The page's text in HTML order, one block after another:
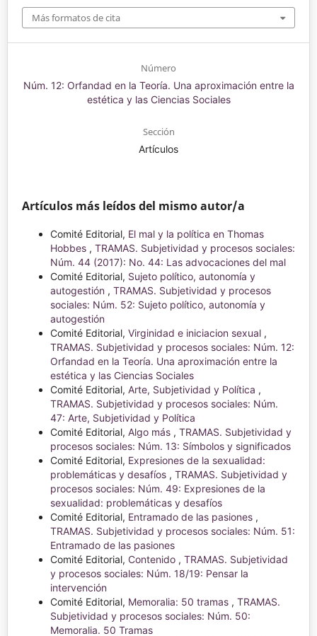
Más formatos de cita
Número
Núm. 12: Orfandad en la Teoría. Una aproximación entre la
estética y las Ciencias Sociales
Sección
Artículos
Artículos más leídos del mismo autor/a
Comité Editorial, El mal y la política en Thomas
Hobbes , TRAMAS. Subjetividad y procesos sociales:
Núm. 44 (2017): No. 44: Las advocaciones del mal
Comité Editorial, Sujeto político, autonomía y
autogestión , TRAMAS. Subjetividad y procesos
sociales: Núm. 52: Sujeto político, autonomía y
autogestión
Comité Editorial, Virginidad e iniciacion sexual ,
TRAMAS. Subjetividad y procesos sociales: Núm. 12:
Orfandad en la Teoría. Una aproximación entre la
estética y las Ciencias Sociales
Comité Editorial, Arte, Subjetividad y Política ,
TRAMAS. Subjetividad y procesos sociales: Núm.
47: Arte, Subjetividad y Política
Comité Editorial, Algo más , TRAMAS. Subjetividad y
procesos sociales: Núm. 13: Símbolos y significados
Comité Editorial, Expresiones de la sexualidad:
problemáticas y desafíos , TRAMAS. Subjetividad y
procesos sociales: Núm. 49: Expresiones de la
sexualidad: problemáticas y desafíos
Comité Editorial, Entramado de las pasiones ,
TRAMAS. Subjetividad y procesos sociales: Núm. 51:
Entramado de las pasiones
Comité Editorial, Contenido , TRAMAS. Subjetividad
y procesos sociales: Núm. 18/19: Pensar la
intervención
Comité Editorial, Memoralia: 50 tramas , TRAMAS.
Subjetividad y procesos sociales: Núm. 50:
Memoralia. 50 Tramas